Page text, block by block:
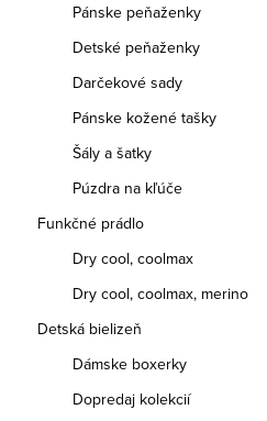
Pánske peňaženky
Detské peňaženky
Darčekové sady
Pánske kožené tašky
Šály a šatky
Púzdra na kľúče
Funkčné prádlo
Dry cool, coolmax
Dry cool, coolmax, merino
Detská bielizeň
Dámske boxerky
Dopredaj kolekcií